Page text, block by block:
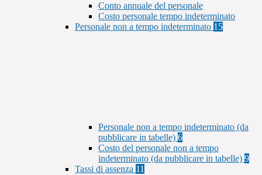
Conto annuale del personale
Costo personale tempo indeterminato
Personale non a tempo indeterminato 15
Personale non a tempo indeterminato (da
pubblicare in tabelle) 6
Costo del personale non a tempo
indeterminato (da pubblicare in tabelle) 9
Tassi di assenza 11